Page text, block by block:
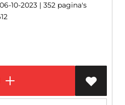
10-2023 | 352 pagina's